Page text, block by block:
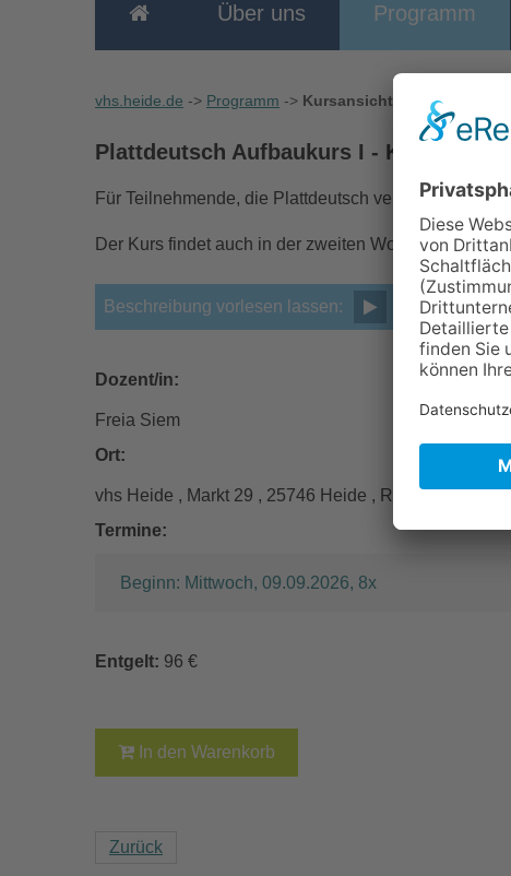
Über uns Programm
vhs.heide.de -> Programm -> Kursansicht
Plattdeutsch Aufbaukurs I - Kurs-Nr.:
Für Teilnehmende, die Plattdeutsch verstehen und
Der Kurs findet auch in der zweiten Woche der
Beschreibung vorlesen lassen:
Dozent/in:
Freia Siem
Ort:
vhs Heide , Markt 29 , 25746 Heide , R 13
Termine:
Beginn: Mittwoch, 09.09.2026, 8x
Entgelt: 96 €
In den Warenkorb
Zurück